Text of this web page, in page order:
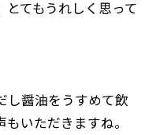
てもうれしく思って
し醤油をうすめて飲
いただきますね。